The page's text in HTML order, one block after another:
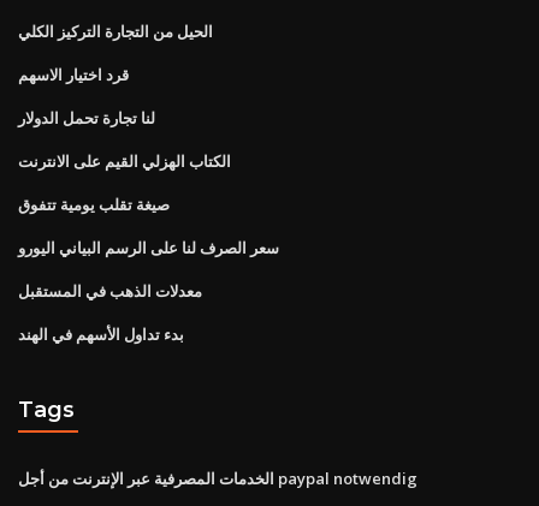
الحيل من التجارة التركيز الكلي
قرد اختيار الاسهم
لنا تجارة تحمل الدولار
الكتاب الهزلي القيم على الانترنت
صيغة تقلب يومية تتفوق
سعر الصرف لنا على الرسم البياني اليورو
معدلات الذهب في المستقبل
بدء تداول الأسهم في الهند
Tags
الخدمات المصرفية عبر الإنترنت من أجل paypal notwendig